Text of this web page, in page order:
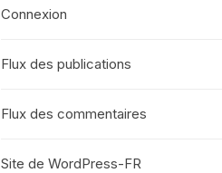
Connexion
Flux des publications
Flux des commentaires
Site de WordPress-FR